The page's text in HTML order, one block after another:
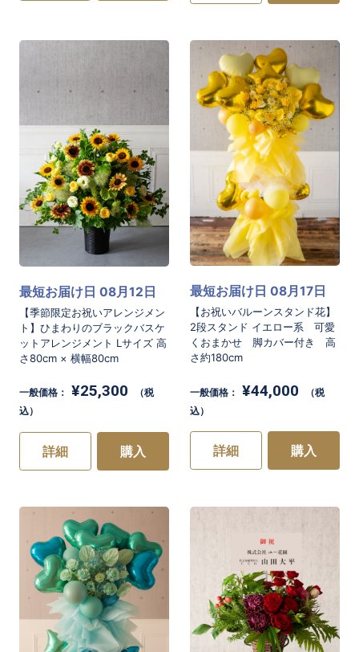
【季節限定お祝いアレンジメン
ト】ひまわりのブラックバスケ
ットアレンジメント Lサイズ 高
さ80cm × 横幅80cm
最短お届け日 08月12日
一般価格： ¥25,300
（税
込）
詳細 購入
【お祝いバルーンスタンド花】
2段スタンド イエロー系 可愛
くおまかせ 脚カバー付き 高
さ約180cm
最短お届け日 08月17日
一般価格： ¥44,000
（税
込）
詳細 購入